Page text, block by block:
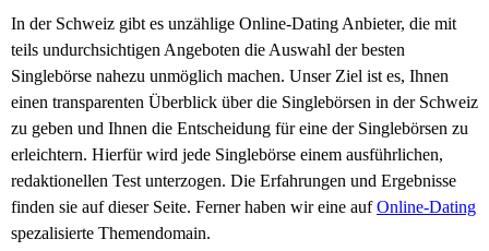
In der Schweiz gibt es unzählige Online-Dating Anbieter, die mit
teils undurchsichtigen Angeboten die Auswahl der besten
Singlebörse nahezu unmöglich machen. Unser Ziel ist es, Ihnen
einen transparenten Überblick über die Singlebörsen in der Schweiz
zu geben und Ihnen die Entscheidung für eine der Singlebörsen zu
erleichtern. Hierfür wird jede Singlebörse einem ausführlichen,
redaktionellen Test unterzogen. Die Erfahrungen und Ergebnisse
finden sie auf dieser Seite. Ferner haben wir eine aufOnline-Dating
spezalisierte Themendomain.